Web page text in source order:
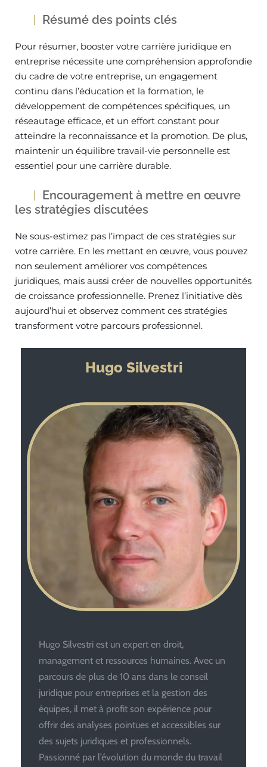
Résumé des points clés
Pour résumer, booster votre carrière juridique en
entreprise nécessite une compréhension approfondie
du cadre de votre entreprise, un engagement
continu dans l’éducation et la formation, le
développement de compétences spécifiques, un
réseautage efficace, et un effort constant pour
atteindre la reconnaissance et la promotion. De plus,
maintenir un équilibre travail-vie personnelle est
essentiel pour une carrière durable.
Encouragement à mettre en œuvre
les stratégies discutées
Ne sous-estimez pas l’impact de ces stratégies sur
votre carrière. En les mettant en œuvre, vous pouvez
non seulement améliorer vos compétences
juridiques, mais aussi créer de nouvelles opportunités
de croissance professionnelle. Prenez l’initiative dès
aujourd’hui et observez comment ces stratégies
transforment votre parcours professionnel.
Hugo Silvestri
Hugo Silvestri est un expert en droit,
management et ressources humaines. Avec un
parcours de plus de 10 ans dans le conseil
juridique pour entreprises et la gestion des
équipes, il met à profit son expérience pour
offrir des analyses pointues et accessibles sur
des sujets juridiques et professionnels.
Passionné par l’évolution du monde du travail